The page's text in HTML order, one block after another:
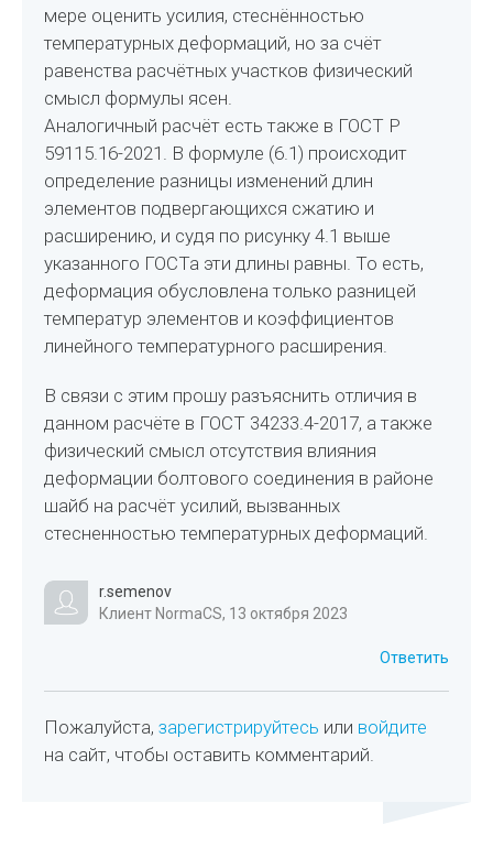
мере оценить усилия, стеснённостью
температурных деформаций, но за счёт
равенства расчётных участков физический
смысл формулы ясен.
Аналогичный расчёт есть также в ГОСТ Р
59115.16-2021. В формуле (6.1) происходит
определение разницы изменений длин
элементов подвергающихся сжатию и
расширению, и судя по рисунку 4.1 выше
указанного ГОСТа эти длины равны. То есть,
деформация обусловлена только разницей
температур элементов и коэффициентов
линейного температурного расширения.
В связи с этим прошу разъяснить отличия в
данном расчёте в ГОСТ 34233.4-2017, а также
физический смысл отсутствия влияния
деформации болтового соединения в районе
шайб на расчёт усилий, вызванных
стесненностью температурных деформаций.
r.semenov
Клиент NormaCS, 13 октября 2023
Ответить
Пожалуйста,зарегистрируйтесь или войдите
на сайт, чтобы оставить комментарий.